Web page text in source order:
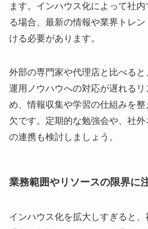
ます。インハウス化によって社
る場合、最新の情報や業界トレ
ける必要があります。
外部の専門家や代理店と比べる
運用ノウハウへの対応が遅れるリ
め、情報収集や学習の仕組みを
欠です。定期的な勉強会や、社外
の連携も検討しましょう。
業務範囲やリソースの限界に
インハウス化を拡大しすぎると